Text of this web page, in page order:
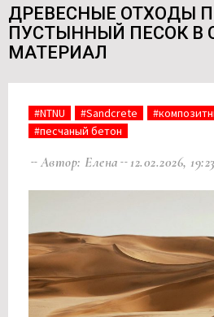
ДРЕВЕСНЫЕ ОТХОДЫ
ПУСТЫННЫЙ ПЕСОК В
МАТЕРИАЛ
#NTNU #Sandcrete
#песчаный бетон
Автор: Елена 12.02.2026, 19:23